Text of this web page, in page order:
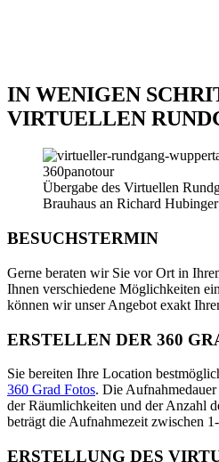
IN WENIGEN
VIRTUELLEN
Übergabe des Virtuellen
Brauhaus an Richard Hubinger
BESUCHSTERMIN
Gerne beraten wir Sie vor Ort in
Ihnen verschiedene Möglichkeiten
können wir unser Angebot exakt
ERSTELLEN DER 360
Sie bereiten Ihre Location
360 Grad Fotos. Die
der Räumlichkeiten und der Anzahl
beträgt die Aufnahmezeit zwischen
ERSTELLUNG DES